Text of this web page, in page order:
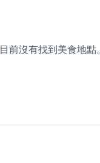
目前沒有找到美食地點。